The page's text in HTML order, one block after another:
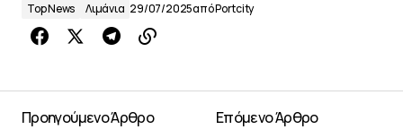
Top News Λιμάνια 29/07/2025απόPortcity
Προηγούμενο Άρθρο
Επόμενο Άρθρο